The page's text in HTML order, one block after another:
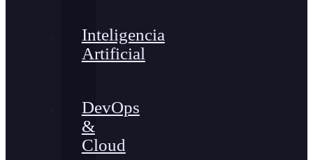
Inteligencia
Artificial
DevOps
&
Cloud